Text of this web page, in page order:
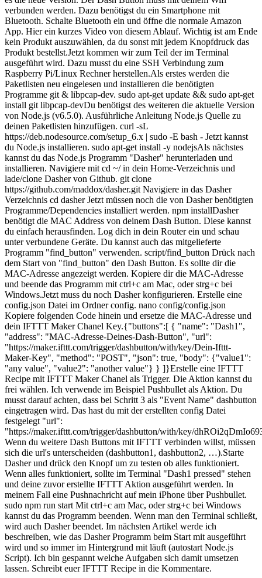
verbunden werden. Dazu benötigst du ein Smartphone mit
Bluetooth. Schalte Bluetooth ein und öffne die normale Amazon
App. Hier ein kurzes Video von diesem Ablauf. Wichtig ist am Ende
kein Produkt auszuwählen, da du sonst mit jedem Knopfdruck das
Produkt bestellst.Jetzt kommen wir zum Teil der im Terminal
ausgeführt wird. Dazu musst du eine SSH Verbindung zum
Raspberry Pi/Linux Rechner herstellen.Als erstes werden die
Paketlisten neu eingelesen und installieren die benötigten
Programme git & libpcap-dev. sudo apt-get update && sudo apt-get
install git libpcap-devDu benötigst des weiteren die aktuelle Version
von Node.js (v6.5.0). Ausführliche Anleitung Node.js Quelle zu
deinen Paketlisten hinzufügen. curl -sL
https://deb.nodesource.com/setup_6.x | sudo -E bash - Jetzt kannst
du Node.js installieren. sudo apt-get install -y nodejsAls nächstes
kannst du das Node.js Programm "Dasher" herunterladen und
installieren. Navigiere mit cd ~/ in dein Home-Verzeichnis und
lade/clone Dasher von Github. git clone
https://github.com/maddox/dasher.git Navigiere in das Dasher
Verzeichnis cd dasher Jetzt müssen noch die von Dasher benötigten
Programme/Dependencies installiert werden. npm installDasher
benötigt die MAC Address von deinem Dash Button. Diese kannst
du einfach herausfinden. Log dich in dein Router ein und schau
unter verbundene Geräte. Du kannst auch das mitgelieferte
Programm "find_button" verwenden. script/find_button Drück nach
dem Start von "find_button" den Dash Button. Es sollte dir die
MAC-Adresse angezeigt werden. Kopiere dir die MAC-Adresse
und beende das Programm mit ctrl+c am Mac, oder strg+c bei
Windows.Jetzt muss du noch Dasher konfigurieren. Erstelle eine
config.json Datei im Ordner config. nano config/config.json
Kopiere folgenden Code hinein und ersetze die MAC-Adresse und
dein IFTTT Maker Chanel Key.{"buttons":[ { "name": "Dash1",
"address": "MAC-Adresse-Deines-Dash-Button", "url":
"https://maker.ifttt.com/trigger/dashbutton/with/key/Dein-Ifttt-
Maker-Key", "method": "POST", "json": true, "body": {"value1":
"any value", "value2": "another value"} } ]}Erstelle eine IFTTT
Recipe mit IFTTT Maker Chanel als Trigger. Die Aktion kannst du
frei wählen. Ich verwende im Beispiel Pushbullet als Aktion. Du
musst darauf achten, dass bei Schritt 3 als "Event Name" dashbutton
eingetragen wird. Das hast du mit der erstellten config Datei
festgelegt "url":
"https://maker.ifttt.com/trigger/dashbutton/with/key/
Wenn du weitere Dash Buttons mit IFTTT verbinden willst, müssen
sich die url's unterscheiden (dashbutton1, dashbutton2, …).Starte
Dasher und drück den Knopf um zu testen ob alles funktioniert.
Wenn alles funktioniert, sollte im Terminal "Dash1 pressed" stehen
und deine zuvor erstellte IFTTT Aktion ausgeführt werden. In
meinem Fall eine Pushnachricht auf mein iPhone über Pushbullet.
sudo npm run start Mit ctrl+c am Mac, oder strg+c bei Windows
kannst du das Programm beenden. Wenn man den Terminal schließt,
wird auch Dasher beendet. Im nächsten Artikel werde ich
beschreiben, wie das Dasher Programm beim Start mit ausgeführt
wird und so immer im Hintergrund mit läuft (autostart Node.js
Script). Ich bin gespannt welche Aufgaben sich damit umsetzen
lassen. Schreibt euer IFTTT Recipe in die Kommentare.